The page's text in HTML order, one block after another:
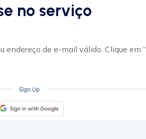
no serviço
endereço de e-mail válido. Clique em “